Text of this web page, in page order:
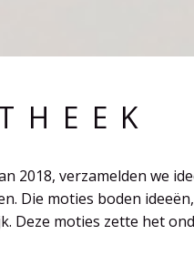
2018, verzamelden we
Die moties boden
Deze moties zette het